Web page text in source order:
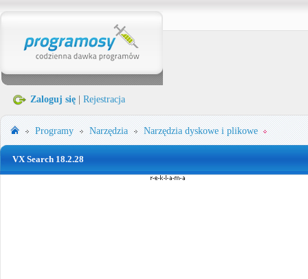
Zaloguj się Rejestracja
Programy Narzędzia Narzędzia dyskowe i plikowe
VX Search 18.2.28